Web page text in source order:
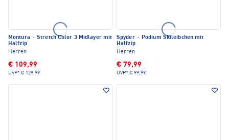
Montura · Stretch Color 3 Midlayer mit
Halfzip
Herren
€ 109,99
UVP* € 129,99
Spyder · Podium Skileibchen mit
Halfzip
Herren
€ 79,99
UVP* € 99,99